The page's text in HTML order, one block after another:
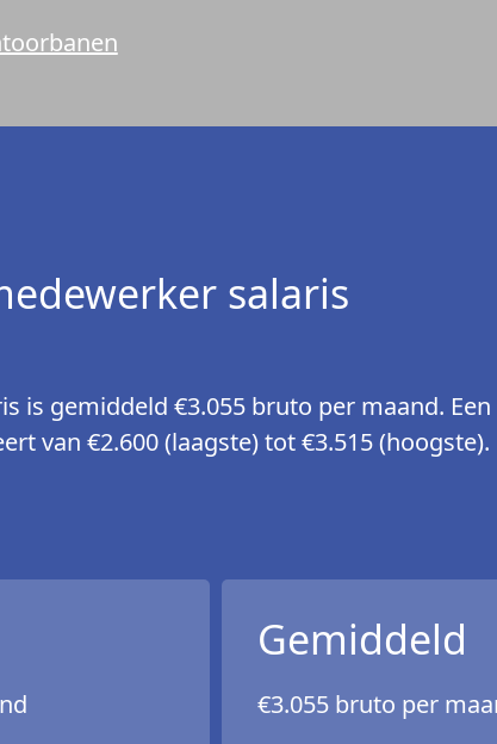
salaris
is gemiddeld €3.055 bruto per maand.
van €2.600 (laagste) tot €3.515 (hoogste).
Gemiddeld
€3.055 bruto per